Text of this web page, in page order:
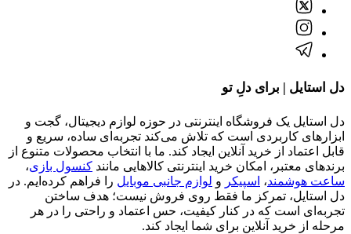
دل استایل | برای دلِ تو
دل استایل یک فروشگاه اینترنتی در حوزه لوازم دیجیتال، گجت و
ابزارهای کاربردی است که تلاش می‌کند تجربه‌ای ساده، سریع و
قابل اعتماد از خرید آنلاین ایجاد کند. ما با انتخاب محصولات متنوع از
برندهای معتبر، امکان خرید اینترنتی کالاهایی مانند کنسول بازی،
ساعت هوشمند، اسپیکر و لوازم جانبی موبایل را فراهم کرده‌ایم. در
دل استایل، تمرکز ما فقط روی فروش نیست؛ هدف ساختن
تجربه‌ای است که در کنار کیفیت، حس اعتماد و راحتی را در هر
مرحله از خرید آنلاین برای شما ایجاد کند.